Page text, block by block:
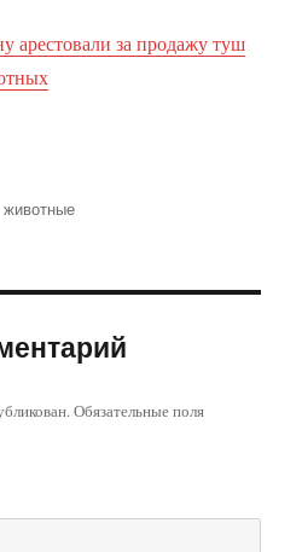
арестовали за продажу туш
Метки
животные
Обязательные поля